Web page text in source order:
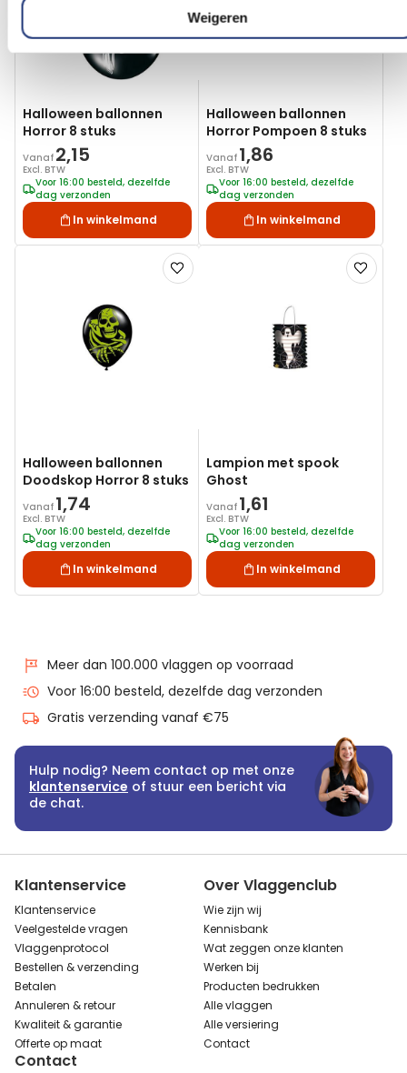
Weigeren
Halloween ballonnen
Horror 8 stuks
Vanaf 2,15
Excl. BTW
Voor 16:00 besteld, dezelfde
dag verzonden
In winkelmand
Halloween ballonnen
Horror Pompoen 8 stuks
Vanaf 1,86
Excl. BTW
Voor 16:00 besteld, dezelfde
dag verzonden
In winkelmand
Voeg
toe
Halloween ballonnen
Doodskop Horror 8 stuks
Vanaf 1,74
Excl. BTW
Voor 16:00 besteld, dezelfde
dag verzonden
In winkelmand
Voeg
toe
Lampion met spook
Ghost
Vanaf 1,61
Excl. BTW
Voor 16:00 besteld, dezelfde
dag verzonden
In winkelmand
Meer dan 100.000 vlaggen op voorraad
Voor 16:00 besteld, dezelfde dag verzonden
Gratis verzending vanaf €75
Hulp nodig? Neem contact op met onze
klantenservice of stuur een bericht via
de chat.
Klantenservice
Klantenservice
Veelgestelde vragen
Vlaggenprotocol
Bestellen & verzending
Betalen
Annuleren & retour
Kwaliteit & garantie
Offerte op maat
Over Vlaggenclub
Wie zijn wij
Kennisbank
Wat zeggen onze klanten
Werken bij
Producten bedrukken
Alle vlaggen
Alle versiering
Contact
Contact